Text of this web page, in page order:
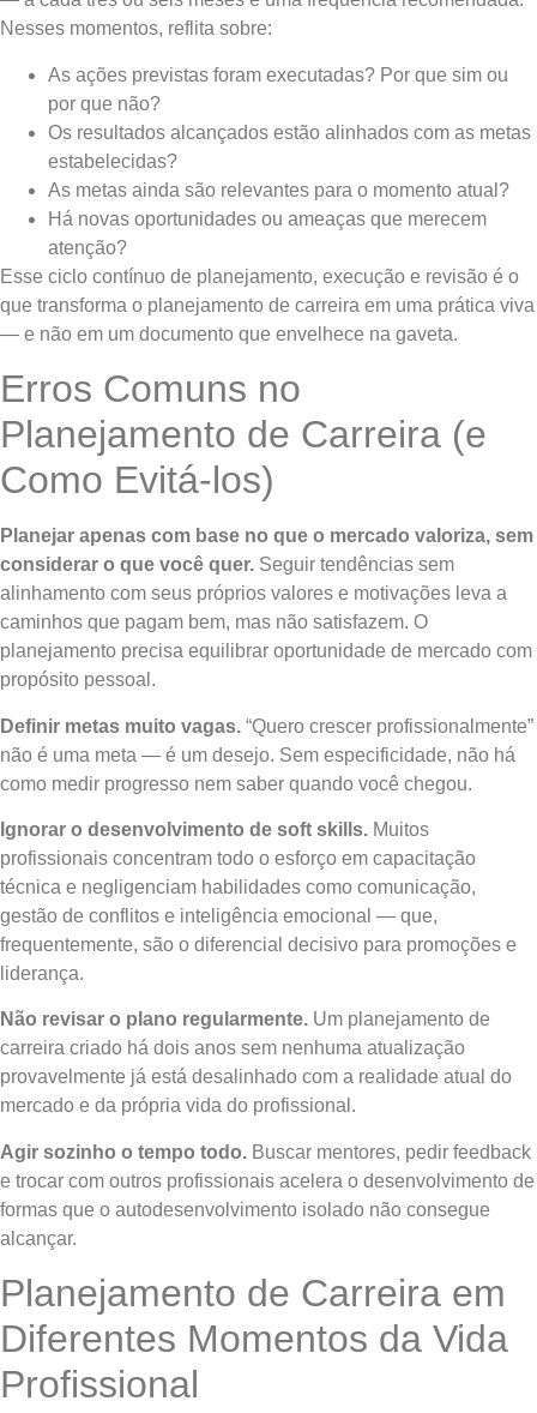
Nesses momentos, reflita sobre:
As ações previstas foram executadas? Por que sim ou
por que não?
Os resultados alcançados estão alinhados com as metas
estabelecidas?
As metas ainda são relevantes para o momento atual?
Há novas oportunidades ou ameaças que merecem
atenção?
Esse ciclo contínuo de planejamento, execução e revisão é o
que transforma o planejamento de carreira em uma prática viva
— e não em um documento que envelhece na gaveta.
Erros Comuns no
Planejamento de Carreira (e
Como Evitá-los)
Planejar apenas com base no que o mercado valoriza, sem
considerar o que você quer. Seguir tendências sem
alinhamento com seus próprios valores e motivações leva a
caminhos que pagam bem, mas não satisfazem. O
planejamento precisa equilibrar oportunidade de mercado com
propósito pessoal.
Definir metas muito vagas. “Quero crescer profissionalmente”
não é uma meta — é um desejo. Sem especificidade, não há
como medir progresso nem saber quando você chegou.
Ignorar o desenvolvimento de soft skills. Muitos
profissionais concentram todo o esforço em capacitação
técnica e negligenciam habilidades como comunicação,
gestão de conflitos e inteligência emocional — que,
frequentemente, são o diferencial decisivo para promoções e
liderança.
Não revisar o plano regularmente. Um planejamento de
carreira criado há dois anos sem nenhuma atualização
provavelmente já está desalinhado com a realidade atual do
mercado e da própria vida do profissional.
Agir sozinho o tempo todo. Buscar mentores, pedir feedback
e trocar com outros profissionais acelera o desenvolvimento de
formas que o autodesenvolvimento isolado não consegue
alcançar.
Planejamento de Carreira em
Diferentes Momentos da Vida
Profissional